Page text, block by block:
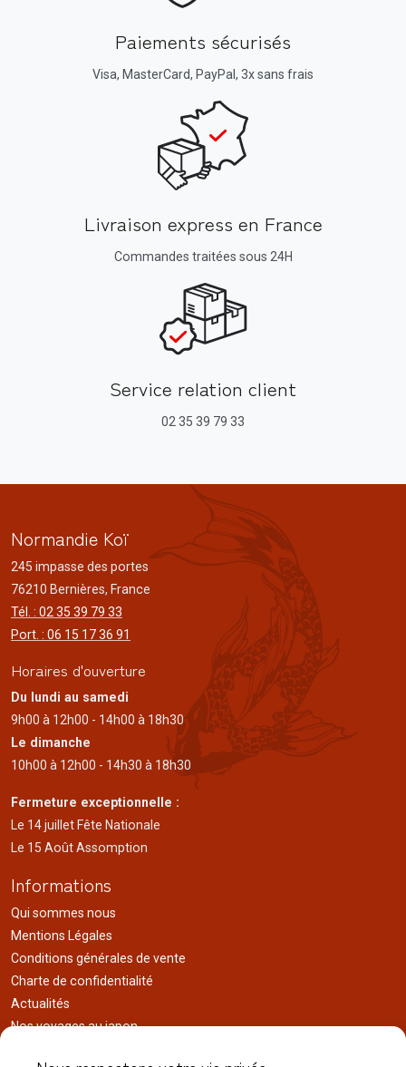
Paiements sécurisés
Visa, MasterCard, PayPal, 3x sans frais
Livraison express en France
Commandes traitées sous 24H
Service relation client
02 35 39 79 33
Normandie Koï
245 impasse des portes
76210 Bernières, France
Tél. : 02 35 39 79 33
Port. : 06 15 17 36 91
Horaires d'ouverture
Du lundi au samedi
9h00 à 12h00 - 14h00 à 18h30
Le dimanche
10h00 à 12h00 - 14h30 à 18h30
Fermeture exceptionnelle :
Le 14 juillet Fête Nationale
Le 15 Août Assomption
Informations
Qui sommes nous
Mentions Légales
Conditions générales de vente
Charte de confidentialité
Actualités
Nos voyages au japon